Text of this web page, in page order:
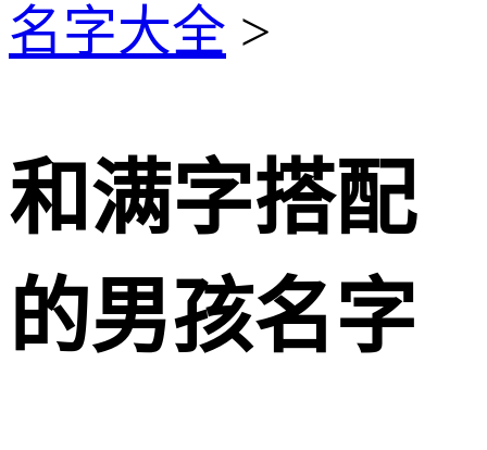
名字大全 >
和满字搭配
的男孩名字